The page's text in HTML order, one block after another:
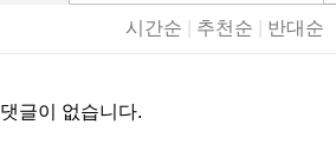
시간순 추천순 반대순
댓글이 없습니다.